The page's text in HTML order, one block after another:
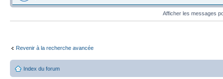
Afficher les messages
Revenir à la recherche avancée
Index du forum